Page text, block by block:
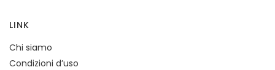
LINK
Chi siamo
Condizioni d’uso